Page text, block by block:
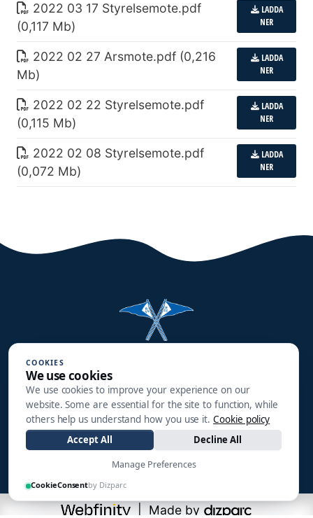
2022 03 17 Styrelsemote.pdf
(0,117 Mb)
LADDA
NER
2022 02 27 Arsmote.pdf (0,216
Mb)
LADDA
NER
2022 02 22 Styrelsemote.pdf
(0,115 Mb)
LADDA
NER
2022 02 08 Styrelsemote.pdf
(0,072 Mb)
LADDA
NER
Småbåtsgatan 3
302 90 HALMSTAD
info@hss1910.se
| Made by
COOKIES
We use cookies
We use cookies to improve your experience on our
website. Some are essential for the site to function, while
others help us understand how you use it. Cookie policy
Accept All
Decline All
Manage Preferences
CookieConsentby Dizparc